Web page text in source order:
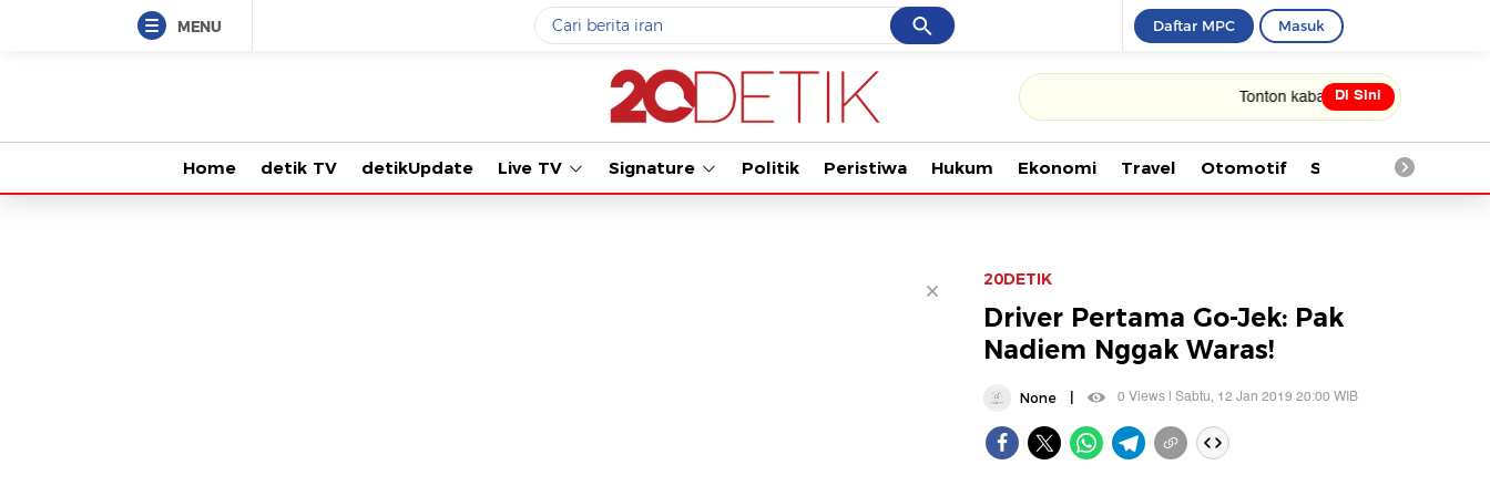
MENU Cancel
Yang sedang ramai dicari
gempa hari ini
#3prabowo
Daftar MPC Masuk
Tonton kabar terbaru PIALA DUNIA 2026
Di Sini
Home detik TV detikUpdate Live TV Signature Politik Peristiwa Hukum Ekonomi Travel Otomotif Saintek
20DETIK
Driver Pertama Go-Jek: Pak
Nadiem Nggak Waras!
None| 0 Views | Sabtu, 12 Jan 2019 20:00 WIB